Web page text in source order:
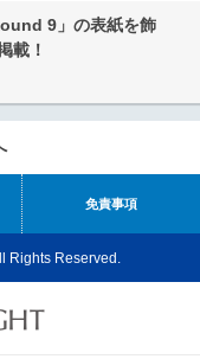
9」の表紙を飾
載！
免責事項
Rights Reserved.